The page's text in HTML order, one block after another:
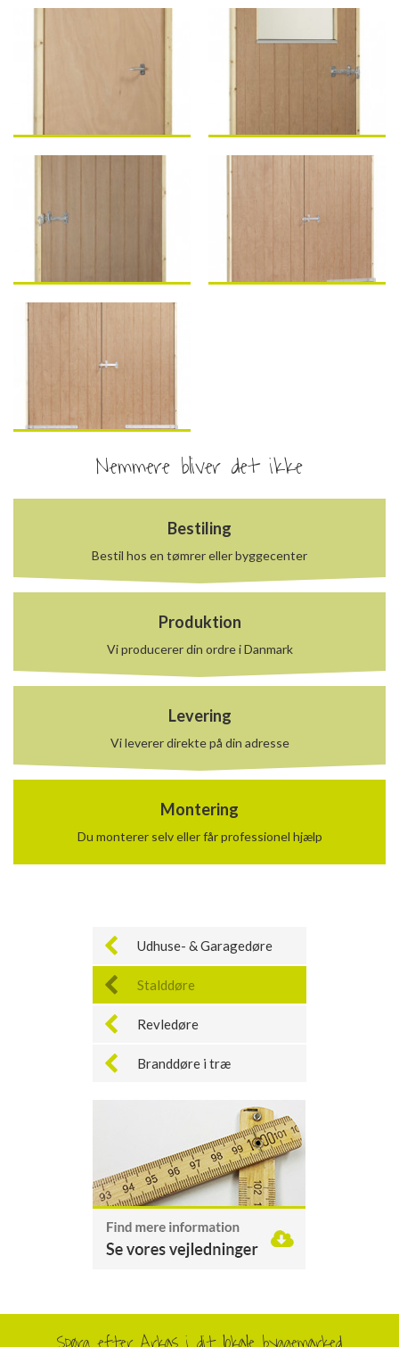
Nemmere bliver det ikke
Bestiling
Bestil hos en tømrer eller byggecenter
Produktion
Vi producerer din ordre i Danmark
Levering
Vi leverer direkte på din adresse
Montering
Du monterer selv eller får professionel hjælp
Udhuse- & Garagedøre
Stalddøre
Revledøre
Branddøre i træ